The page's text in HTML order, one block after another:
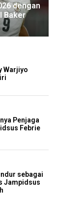
dengan
Baker
Warjiyo
Penjaga
Febrie
sebagai
Jampidsus